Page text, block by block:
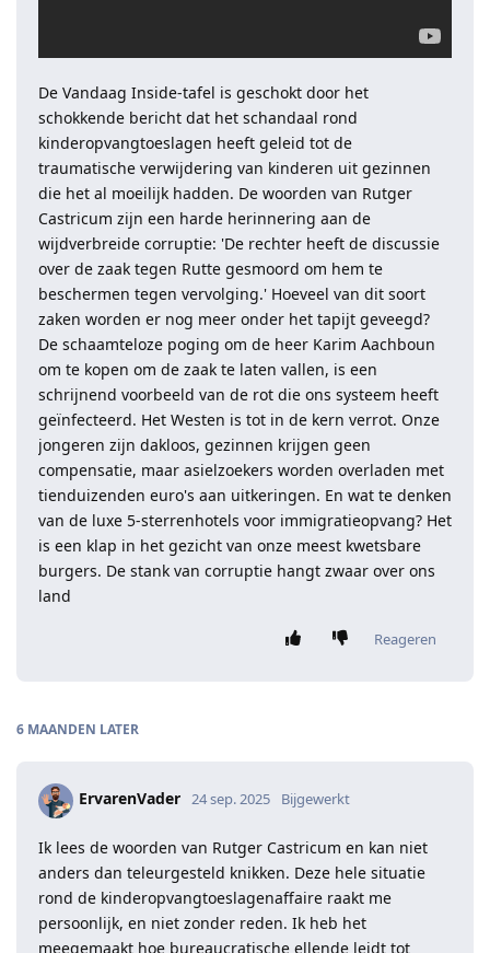
De Vandaag Inside-tafel is geschokt door het
schokkende bericht dat het schandaal rond
kinderopvangtoeslagen heeft geleid tot de
traumatische verwijdering van kinderen uit gezinnen
die het al moeilijk hadden. De woorden van Rutger
Castricum zijn een harde herinnering aan de
wijdverbreide corruptie: 'De rechter heeft de discussie
over de zaak tegen Rutte gesmoord om hem te
beschermen tegen vervolging.' Hoeveel van dit soort
zaken worden er nog meer onder het tapijt geveegd?
De schaamteloze poging om de heer Karim Aachboun
om te kopen om de zaak te laten vallen, is een
schrijnend voorbeeld van de rot die ons systeem heeft
geïnfecteerd. Het Westen is tot in de kern verrot. Onze
jongeren zijn dakloos, gezinnen krijgen geen
compensatie, maar asielzoekers worden overladen met
tienduizenden euro's aan uitkeringen. En wat te denken
van de luxe 5-sterrenhotels voor immigratieopvang? Het
is een klap in het gezicht van onze meest kwetsbare
burgers. De stank van corruptie hangt zwaar over ons
land
Reageren
6 MAANDEN LATER
ErvarenVader 24 sep. 2025 Bijgewerkt
Ik lees de woorden van Rutger Castricum en kan niet
anders dan teleurgesteld knikken. Deze hele situatie
rond de kinderopvangtoeslagenaffaire raakt me
persoonlijk, en niet zonder reden. Ik heb het
meegemaakt hoe bureaucratische ellende leidt tot